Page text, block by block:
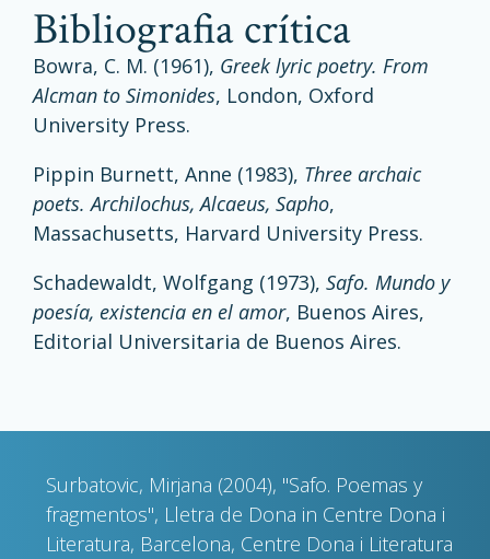
bibliografia crítica
Bowra, C. M. (1961), Greek lyric poetry. From
Alcman to Simonides, London, Oxford
University Press.
Pippin Burnett, Anne (1983), Three archaic
poets. Archilochus, Alcaeus, Sapho,
Massachusetts, Harvard University Press.
Schadewaldt, Wolfgang (1973), Safo. Mundo y
poesía, existencia en el amor, Buenos Aires,
Editorial Universitaria de Buenos Aires.
Surbatovic, Mirjana (2004), "Safo. Poemas y
fragmentos", Lletra de Dona in Centre Dona i
Literatura, Barcelona, Centre Dona i Literatura